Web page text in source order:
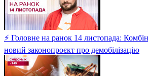
⚡ Головне на ранок 14 листопада:
новий законопроєкт про демобілізацію